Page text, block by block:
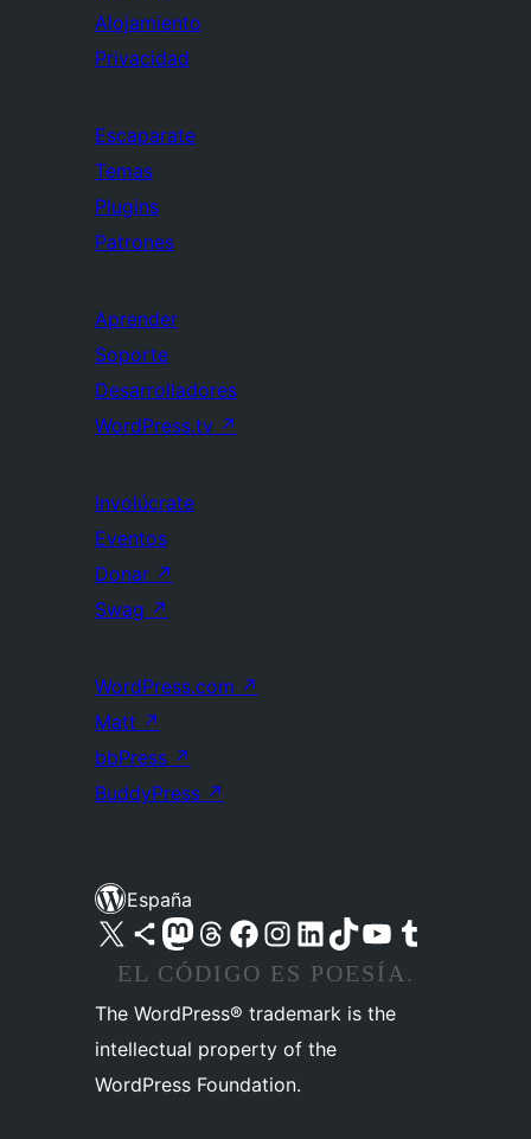
Alojamiento
Privacidad
Escaparate
Temas
Plugins
Patrones
Aprender
Soporte
Desarrolladores
WordPress.tv ↗
Involúcrate
Eventos
Donar ↗
Swag ↗
WordPress.com ↗
Matt ↗
bbPress ↗
BuddyPress ↗
España
Visita nuestra cuenta de X (anteriormente Twitter)
Visita nuestra cuenta de Bluesky
Visita nuestra cuenta de Mastodon
Visita nuestra cuenta de Threads
Visita nuestra página de Facebook
Visita nuestra cuenta de Instagram
Visita nuestra cuenta de LinkedIn
Visita nuestra cuenta de TikTok
Visita nuestro canal de YouTube
Visita nuestra cuenta de Tumblr
EL CÓDIGO ES POESÍA.
The WordPress® trademark is the
intellectual property of the
WordPress Foundation.